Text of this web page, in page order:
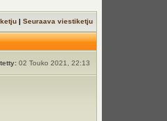
|Seuraava viestiketju
02 Touko 2021, 22:13